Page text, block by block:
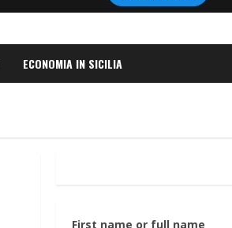
ECONOMIA IN SICILIA
First name or full name